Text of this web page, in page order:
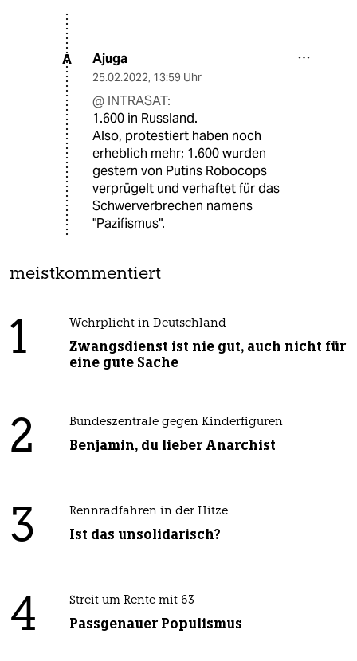
A Ajuga
25.02.2022, 13:59 Uhr
@ INTRASAT:
1.600 in Russland.
Also, protestiert haben noch
erheblich mehr; 1.600 wurden
gestern von Putins Robocops
verprügelt und verhaftet für das
Schwerverbrechen namens
"Pazifismus".
meistkommentiert
1 Wehrplicht in Deutschland
Zwangsdienst ist nie gut, auch nicht für
eine gute Sache
2 Bundeszentrale gegen Kinderfiguren
Benjamin, du lieber Anarchist
3 Rennradfahren in der Hitze
Ist das unsolidarisch?
4 Streit um Rente mit 63
Passgenauer Populismus